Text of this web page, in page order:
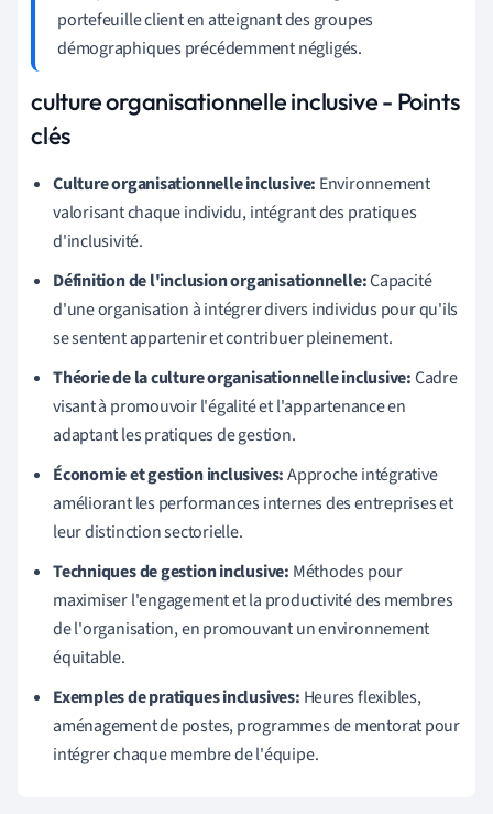
portefeuille client en atteignant des groupes
démographiques précédemment négligés.
culture organisationnelle inclusive - Points
clés
Culture organisationnelle inclusive: Environnement
valorisant chaque individu, intégrant des pratiques
d'inclusivité.
Définition de l'inclusion organisationnelle:Capacité
d'une organisation à intégrer divers individus pour qu'ils
se sentent appartenir et contribuer pleinement.
Théorie de la culture organisationnelle inclusive:Cadre
visant à promouvoir l'égalité et l'appartenance en
adaptant les pratiques de gestion.
Économie et gestion inclusives:Approche intégrative
améliorant les performances internes des entreprises et
leur distinction sectorielle.
Techniques de gestion inclusive: Méthodes pour
maximiser l'engagement et la productivité des membres
de l'organisation, en promouvant un environnement
équitable.
Exemples de pratiques inclusives: Heures flexibles,
aménagement de postes, programmes de mentorat pour
intégrer chaque membre de l'équipe.